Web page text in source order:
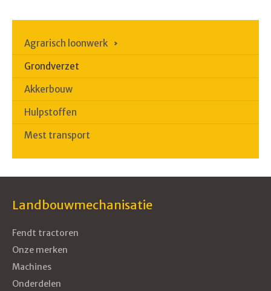
Agrarisch loonwerk
Grondverzet
Akkerbouw
Hulpstoffen
Mest transport
Landbouwmechanisatie
Fendt tractoren
Onze merken
Machines
Onderdelen